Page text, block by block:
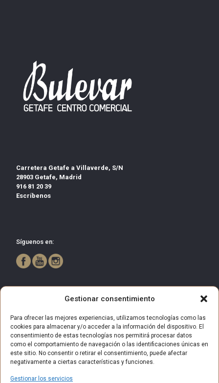
Gestionar consentimiento
Para ofrecer las mejores experiencias, utilizamos tecnologías como las
cookies para almacenar y/o acceder a la información del dispositivo. El
consentimiento de estas tecnologías nos permitirá procesar datos
como el comportamiento de navegación o las identificaciones únicas en
este sitio. No consentir o retirar el consentimiento, puede afectar
negativamente a ciertas características y funciones.
Gestionar los servicios
Carretera Getafe a Villaverde, S/N
28903 Getafe, Madrid
916 81 20 39
Escríbenos
Síguenos en: